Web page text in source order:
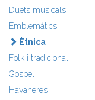
Duets musicals
Emblemàtics
Ètnica
Folk i tradicional
Gospel
Havaneres